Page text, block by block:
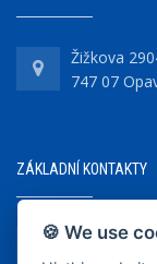
Žižkova
747 07
ZÁKLADNÍ KONTAKTY
+420 737
🍪 We use